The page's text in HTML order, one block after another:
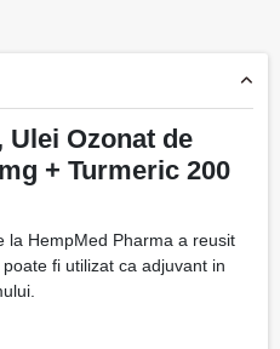
Ulei Ozonat de
+ Turmeric 200
la HempMed Pharma a reusit
fi utilizat ca adjuvant in